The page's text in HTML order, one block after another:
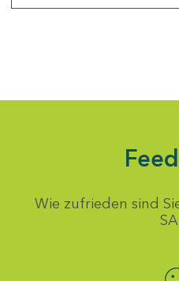
Wie zufrieden sind